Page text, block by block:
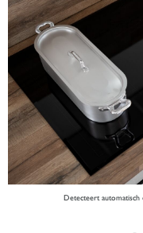
Detecteert automatisch